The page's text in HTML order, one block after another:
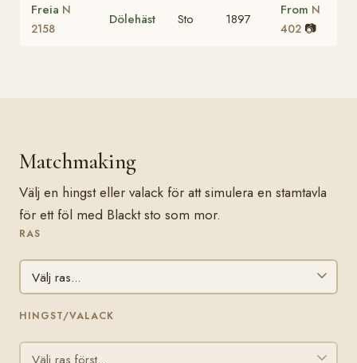
Freia N
2158
Dölehäst Sto 1897
From N
402 📷
Matchmaking
Välj en hingst eller valack för att simulera en stamtavla
för ett föl med Blackt sto som mor.
RAS
HINGST/VALACK